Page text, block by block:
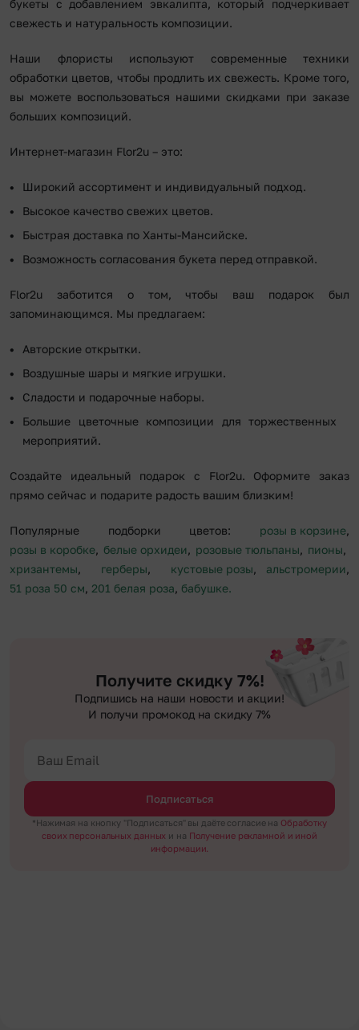
букеты с добавлением эвкалипта, который подчеркивает
свежесть и натуральность композиции.
Наши флористы используют современные техники
обработки цветов, чтобы продлить их свежесть. Кроме того,
вы можете воспользоваться нашими скидками при заказе
больших композиций.
Интернет-магазин Flor2u – это:
Широкий ассортимент и индивидуальный подход.
Высокое качество свежих цветов.
Быстрая доставка по Ханты-Мансийске.
Возможность согласования букета перед отправкой.
Flor2u заботится о том, чтобы ваш подарок был
запоминающимся. Мы предлагаем:
Авторские открытки.
Воздушные шары и мягкие игрушки.
Сладости и подарочные наборы.
Большие цветочные композиции для торжественных
мероприятий.
Создайте идеальный подарок с Flor2u. Оформите заказ
прямо сейчас и подарите радость вашим близким!
Популярные подборки цветов: розы в корзине,
розы в коробке, белые орхидеи, розовые тюльпаны, пионы,
хризантемы, герберы, кустовые розы, альстромерии,
51 роза 50 см, 201 белая роза, бабушке.
Получите скидку 7%!
Подпишись на наши новости и акции!
И получи промокод на скидку 7%
Подписаться
*Нажимая на кнопку "Подписаться" вы даёте согласие на Обработку
своих персональных данных и на Получение рекламной и иной
информации.